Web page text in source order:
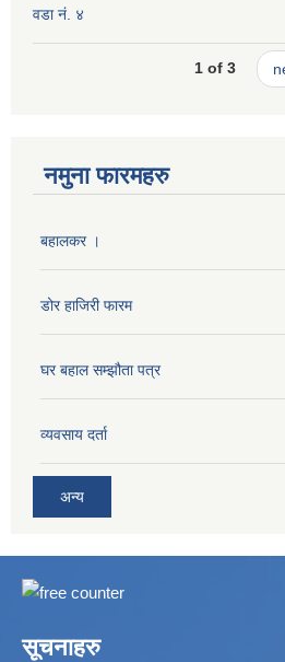
वडा नं. ४
1 of 3
नमुना फारमहरु
बहालकर ।
डोर हाजिरी फारम
घर बहाल सम्झौता पत्र
व्यवसाय दर्ता
अन्य
सूचनाहरु